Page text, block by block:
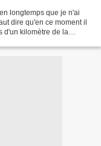
longtemps que je n'ai
dire qu'en ce moment il
d'un kilomètre de la